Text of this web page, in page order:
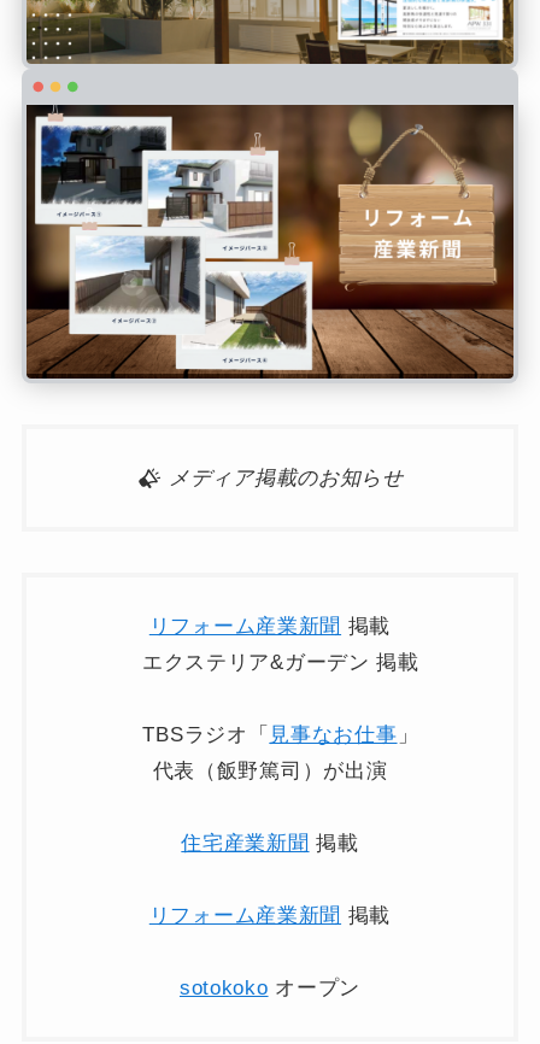
メディア掲載のお知らせ
リフォーム産業新聞 掲載
エクステリア&ガーデン 掲載
TBSラジオ「 見事なお仕事 」
代表（飯野篤司）が出演
住宅産業新聞 掲載
リフォーム産業新聞 掲載
sotokoko オープン